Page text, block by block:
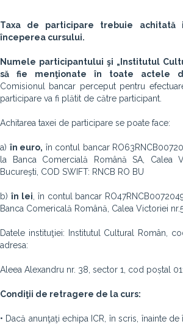
Taxa de participare trebuie
începerea cursului.
Numele participantului şi „Institutul
să fie menţionate în toate actele
Comisionul bancar perceput pentru
participare va fi plătit de către participant.
Achitarea taxei de participare se poate face:
a) în euro, în contul bancar
la Banca Comercială Română SA, Calea
Bucureşti, COD SWIFT: RNCB RO BU
b) în lei , în contul bancar
Banca Comericală Română, Calea Victoriei
Datele instituţiei: Institutul Cultural Român,
adresa:
Aleea Alexandru nr. 38, sector 1, cod poștal
Condiţii de retragere de la curs:
• Dacă anunţaţi echipa ICR, în scris, înainte